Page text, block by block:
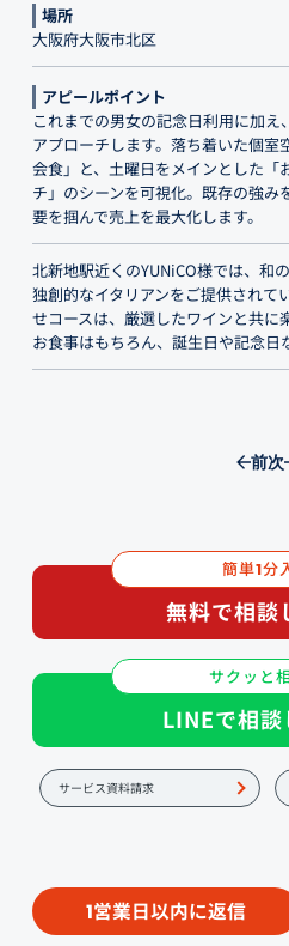
場所
大阪府大阪市北区
アピールポイント
これまでの男女の記念日利用に加
アプローチします。落ち着いた個室
会食」と、土曜日をメインとした「
チ」のシーンを可視化。既存の強み
要を掴んで売上を最大化します。
北新地駅近くのYUNiCO様では、和
独創的なイタリアンをご提供されて
せコースは、厳選したワインと共に
お食事はもちろん、誕生日や記念日
前次
簡単1分
無料で相談
サクッと
LINEで相談
サービス資料請求
1営業日以内に返信